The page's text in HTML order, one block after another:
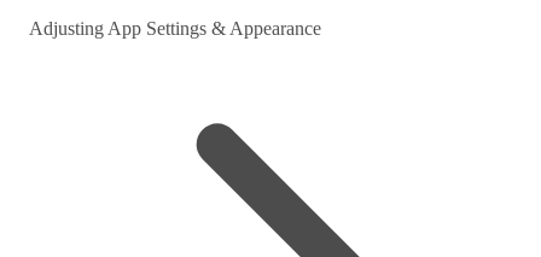
Adjusting App Settings & Appearance